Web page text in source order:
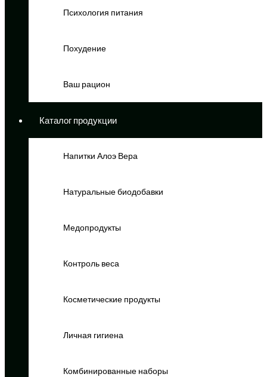
Психология питания
Похудение
Ваш рацион
Каталог продукции
Напитки Алоэ Вера
Натуральные биодобавки
Медопродукты
Контроль веса
Косметические продукты
Личная гигиена
Комбинированные наборы